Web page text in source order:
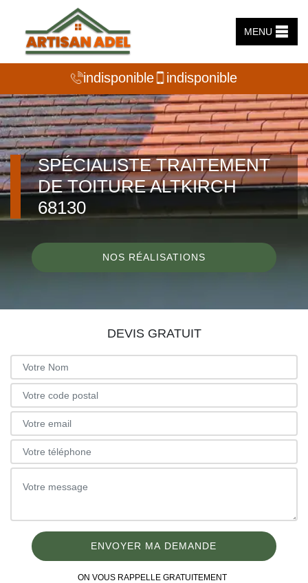
MENU
indisponible indisponible
SPÉCIALISTE TRAITEMENT
DE TOITURE ALTKIRCH
68130
NOS RÉALISATIONS
DEVIS GRATUIT
ON VOUS RAPPELLE GRATUITEMENT